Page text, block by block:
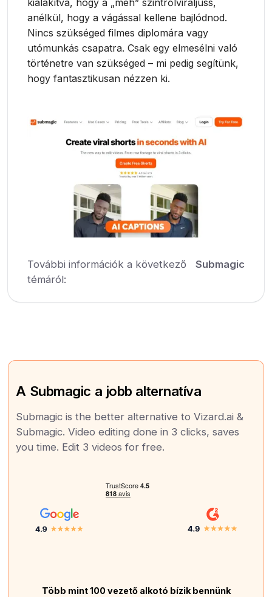
kialakítva, hogy a „meh” szintrőlviraljuss,
anélkül, hogy a vágással kellene bajlódnod.
Nincs szükséged filmes diplomára vagy
utómunkás csapatra. Csak egy elmesélni való
történetre van szükséged – mi pedig segítünk,
hogy fantasztikusan nézzen ki.
További információk a következő
témáról:
Submagic
A Submagic a jobb alternatíva
Submagic is the better alternative to Vizard.ai &
Submagic. Video editing done in 3 clicks, saves
you time. Edit 3 videos for free.
Több mint 100 vezető alkotó bízik bennünk